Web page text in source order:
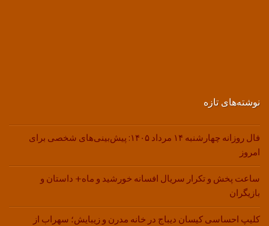
نوشته‌های تازه
فال روزانه چهارشنبه ۱۴ مرداد ۱۴۰۵: پیش‌بینی‌های شخصی برای
امروز
ساعت پخش و تکرار سریال افسانه خورشید و ماه+ داستان و
بازیگران
کلیپ احساسی کیسان دیباج در خانه مدرن و زیبایش؛ سهراب از